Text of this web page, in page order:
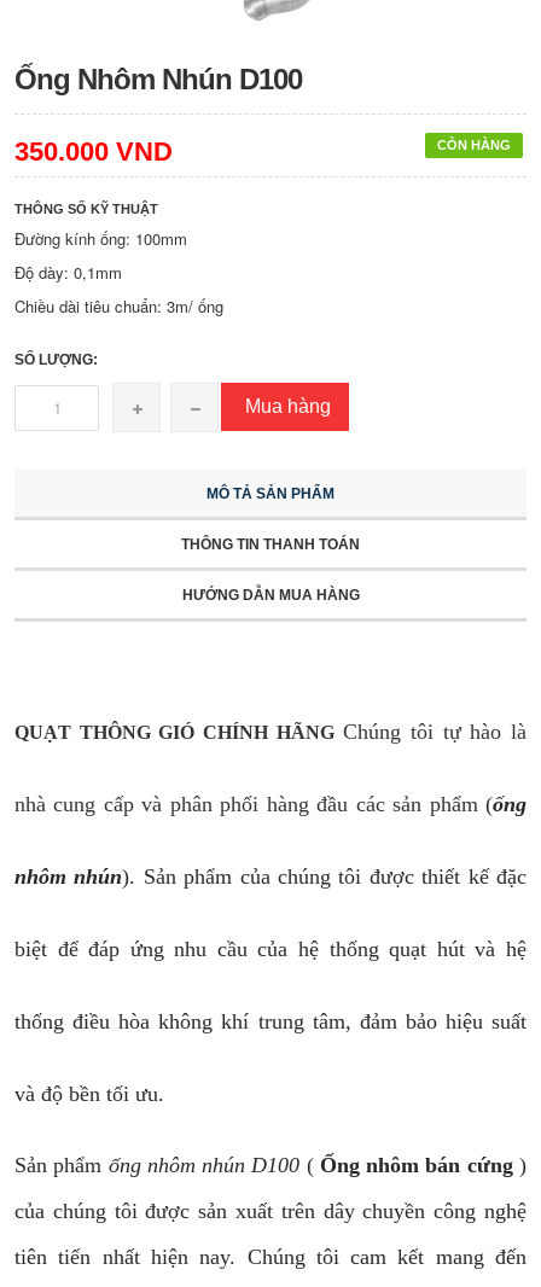
Ống Nhôm Nhún D100
CÒN HÀNG
350.000 VND
THÔNG SỐ KỸ THUẬT
Đường kính ống: 100mm
Độ dày: 0,1mm
Chiều dài tiêu chuẩn: 3m/ ống
SỐ LƯỢNG:
Mua hàng
MÔ TẢ SẢN PHẨM
THÔNG TIN THANH TOÁN
HƯỚNG DẪN MUA HÀNG
QUẠT THÔNG GIÓ CHÍNH HÃNG Chúng tôi tự hào là
nhà cung cấp và phân phối hàng đầu các sản phẩm (ống
nhôm nhún). Sản phẩm của chúng tôi được thiết kế đặc
biệt để đáp ứng nhu cầu của hệ thống quạt hút và hệ
thống điều hòa không khí trung tâm, đảm bảo hiệu suất
và độ bền tối ưu.
Sản phẩm ống nhôm nhún D100 ( Ống nhôm bán cứng)
của chúng tôi được sản xuất trên dây chuyền công nghệ
tiên tiến nhất hiện nay. Chúng tôi cam kết mang đến